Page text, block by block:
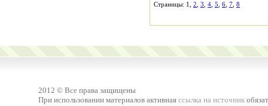
Страницы: 1, 2 3 4 5 6 7 8
2012 © Все права защищены
При использовании материалов активная ссылка на источник